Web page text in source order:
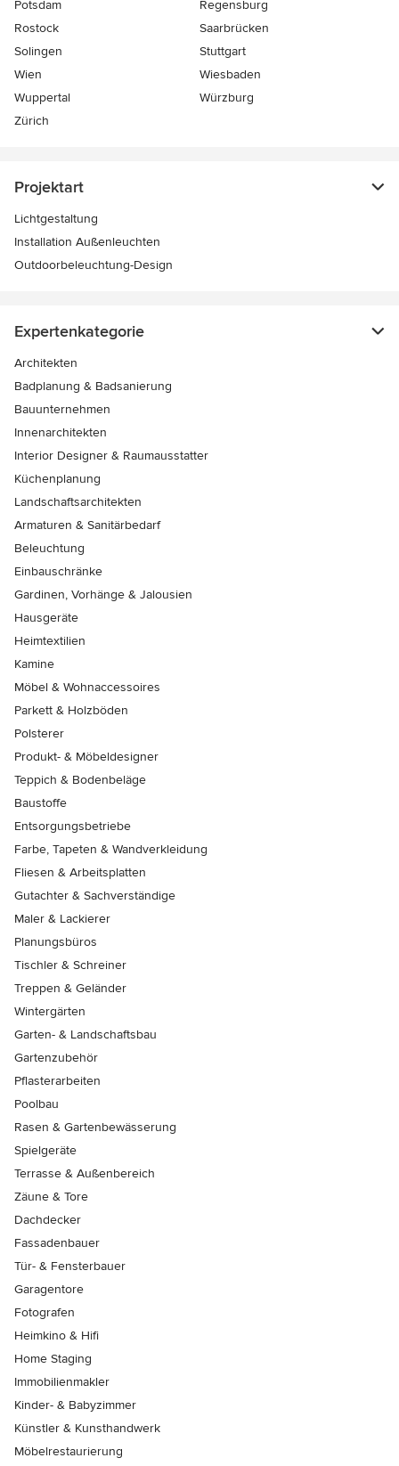
Potsdam
Regensburg
Rostock
Saarbrücken
Solingen
Stuttgart
Wien
Wiesbaden
Wuppertal
Würzburg
Zürich
Projektart
Lichtgestaltung
Installation Außenleuchten
Outdoorbeleuchtung-Design
Expertenkategorie
Architekten
Badplanung & Badsanierung
Bauunternehmen
Innenarchitekten
Interior Designer & Raumausstatter
Küchenplanung
Landschaftsarchitekten
Armaturen & Sanitärbedarf
Beleuchtung
Einbauschränke
Gardinen, Vorhänge & Jalousien
Hausgeräte
Heimtextilien
Kamine
Möbel & Wohnaccessoires
Parkett & Holzböden
Polsterer
Produkt- & Möbeldesigner
Teppich & Bodenbeläge
Baustoffe
Entsorgungsbetriebe
Farbe, Tapeten & Wandverkleidung
Fliesen & Arbeitsplatten
Gutachter & Sachverständige
Maler & Lackierer
Planungsbüros
Tischler & Schreiner
Treppen & Geländer
Wintergärten
Garten- & Landschaftsbau
Gartenzubehör
Pflasterarbeiten
Poolbau
Rasen & Gartenbewässerung
Spielgeräte
Terrasse & Außenbereich
Zäune & Tore
Dachdecker
Fassadenbauer
Tür- & Fensterbauer
Garagentore
Fotografen
Heimkino & Hifi
Home Staging
Immobilienmakler
Kinder- & Babyzimmer
Künstler & Kunsthandwerk
Möbelrestaurierung